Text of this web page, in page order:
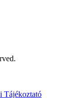
Tájékoztató